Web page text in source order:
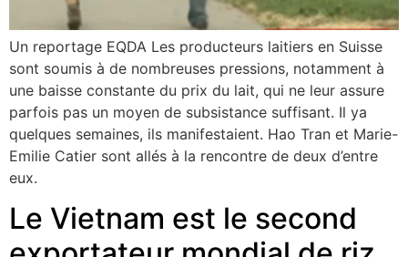
Un reportage EQDA Les producteurs laitiers en Suisse
sont soumis à de nombreuses pressions, notamment à
une baisse constante du prix du lait, qui ne leur assure
parfois pas un moyen de subsistance suffisant. Il ya
quelques semaines, ils manifestaient. Hao Tran et Marie-
Emilie Catier sont allés à la rencontre de deux d’entre
eux.
Le Vietnam est le second